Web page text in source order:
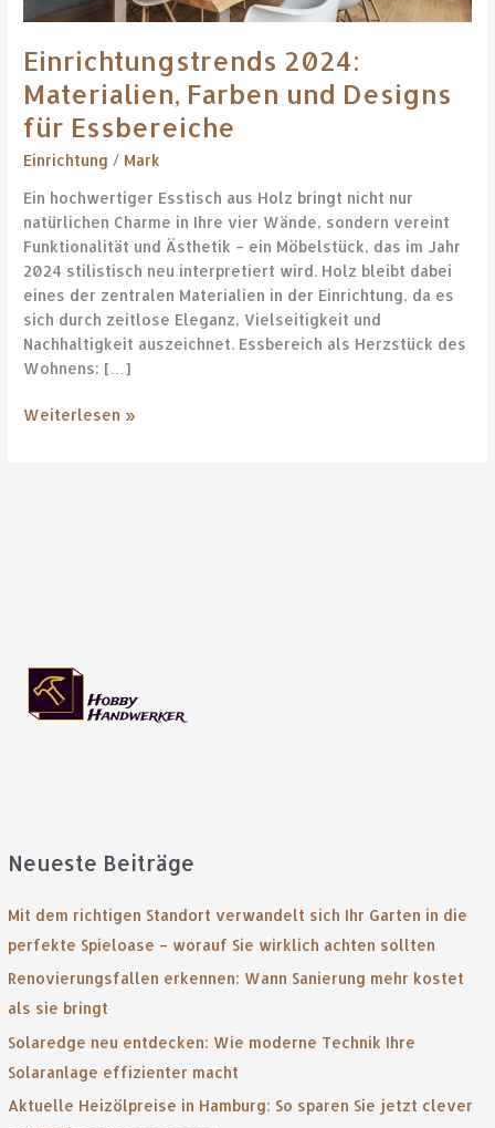
Neueste Beiträge
Mit dem richtigen Standort verwandelt sich Ihr Garten in die
perfekte Spieloase – worauf Sie wirklich achten sollten
Renovierungsfallen erkennen: Wann Sanierung mehr kostet
als sie bringt
Solaredge neu entdecken: Wie moderne Technik Ihre
Solaranlage effizienter macht
Aktuelle Heizölpreise in Hamburg: So sparen Sie jetzt clever
Einrichtungstrends 2024:
Materialien, Farben und Designs
für Essbereiche
Einrichtung / Mark
Ein hochwertiger Esstisch aus Holz bringt nicht nur
natürlichen Charme in Ihre vier Wände, sondern vereint
Funktionalität und Ästhetik – ein Möbelstück, das im Jahr
2024 stilistisch neu interpretiert wird. Holz bleibt dabei
eines der zentralen Materialien in der Einrichtung, da es
sich durch zeitlose Eleganz, Vielseitigkeit und
Nachhaltigkeit auszeichnet. Essbereich als Herzstück des
Wohnens: […]
Designs
Essbereiche
Weiterlesen »